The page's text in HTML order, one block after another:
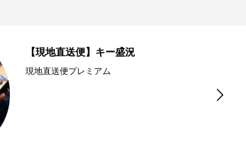
【現地直送便】キー盛況
現地直送便プレミアム